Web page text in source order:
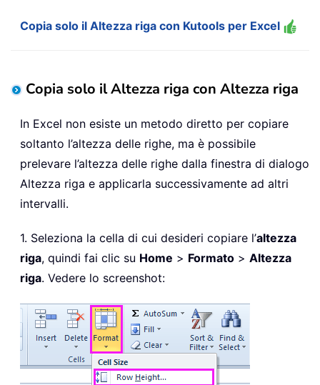
Copia solo il Altezza riga con Kutools per Excel
Copia solo il Altezza riga con Altezza riga
In Excel non esiste un metodo diretto per copiare
soltanto l’altezza delle righe, ma è possibile
prelevare l’altezza delle righe dalla finestra di dialogo
Altezza riga e applicarla successivamente ad altri
intervalli.
1. Seleziona la cella di cui desideri copiare l’altezza
riga, quindi fai clic su Home > Formato > Altezza
riga. Vedere lo screenshot: